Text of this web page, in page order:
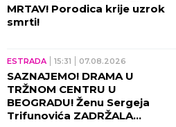
MRTAV! Porodica krije uzrok
smrti!
ESTRADA 15:31 07.08.2026
SAZNAJEMO! DRAMA U
TRŽNOM CENTRU U
BEOGRADU! Ženu Sergeja
Trifunovića ZADRŽALA